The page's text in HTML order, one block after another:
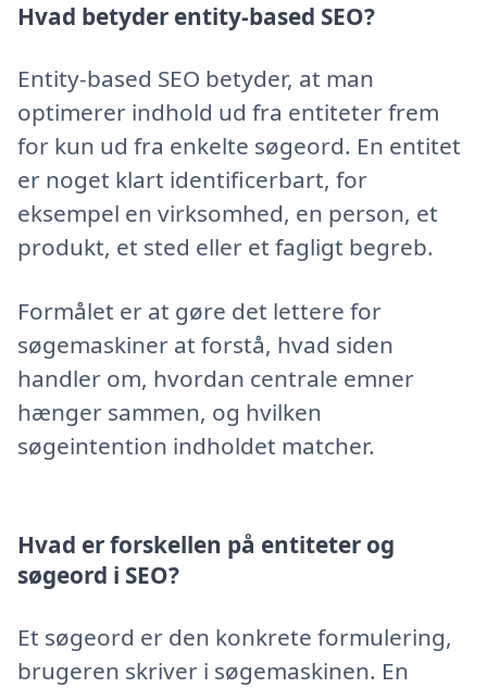
Hvad betyder entity-based SEO?
Entity-based SEO betyder, at man
optimerer indhold ud fra entiteter frem
for kun ud fra enkelte søgeord. En entitet
er noget klart identificerbart, for
eksempel en virksomhed, en person, et
produkt, et sted eller et fagligt begreb.
Formålet er at gøre det lettere for
søgemaskiner at forstå, hvad siden
handler om, hvordan centrale emner
hænger sammen, og hvilken
søgeintention indholdet matcher.
Hvad er forskellen på entiteter og
søgeord i SEO?
Et søgeord er den konkrete formulering,
brugeren skriver i søgemaskinen. En